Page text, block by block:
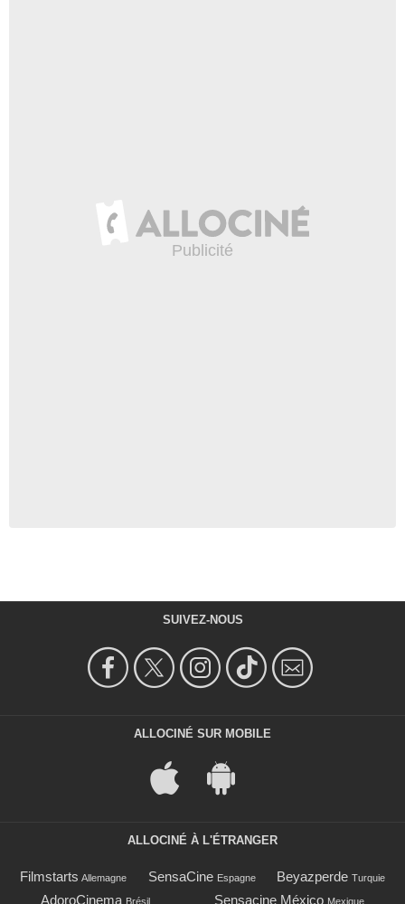
SUIVEZ-NOUS
ALLOCINÉ SUR MOBILE
ALLOCINÉ À L'ÉTRANGER
Filmstarts Allemagne SensaCine Espagne Beyazperde Turquie
AdoroCinema Brésil Sensacine México Mexique